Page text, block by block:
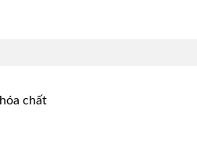
chất